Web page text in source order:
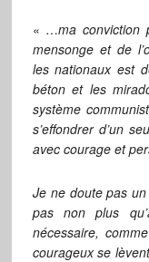
« …ma conviction
mensonge et de
les nationaux est
béton et les
système
s’effondrer d’un
avec courage et
Je ne doute pas
pas non plus
nécessaire,
courageux se